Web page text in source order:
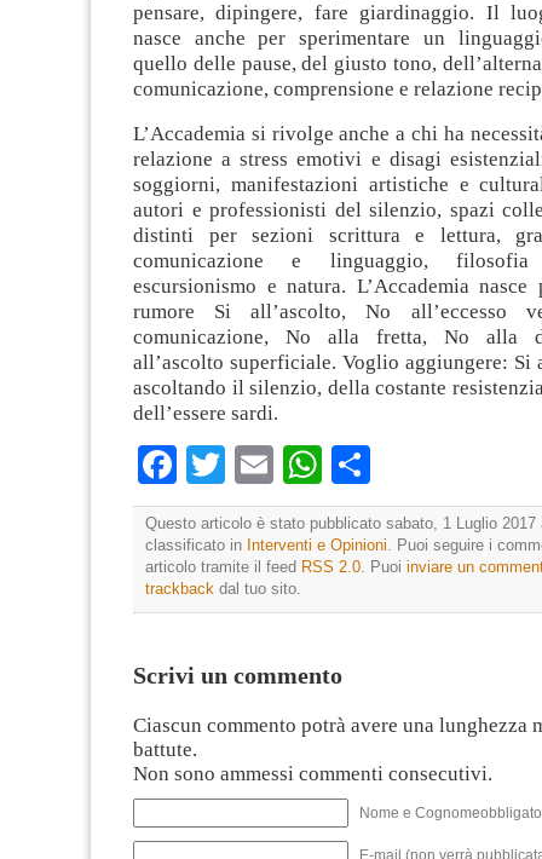
pensare, dipingere, fare giardinaggio. Il
nasce anche per sperimentare un
quello delle pause, del giusto tono,
comunicazione, comprensione e relazione
L’Accademia si rivolge anche a chi ha
relazione a stress emotivi e disagi
soggiorni, manifestazioni artistiche e
autori e professionisti del silenzio, spazi
distinti per sezioni scrittura e lettura,
comunicazione e linguaggio,
escursionismo e natura. L’Accademia
rumore Si all’ascolto, No all’eccesso
comunicazione, No alla fretta, No alla
all’ascolto superficiale. Voglio aggiungere: Si
ascoltando il silenzio, della costante
dell’essere sardi.
Facebook
Twitter
EmailWhatsApp
Questo articolo è stato pubblicato sabato, 1 Luglio 2017
classificato in Interventi e Opinioni . Puoi seguire i
articolo tramite il feed RSS 2.0 . Puoi inviare un
trackback dal tuo sito.
Scrivi un commento
Ciascun commento potrà avere una lunghezza
battute.
Non sono ammessi commenti consecutivi.
Nome e
E-mail (non verrà